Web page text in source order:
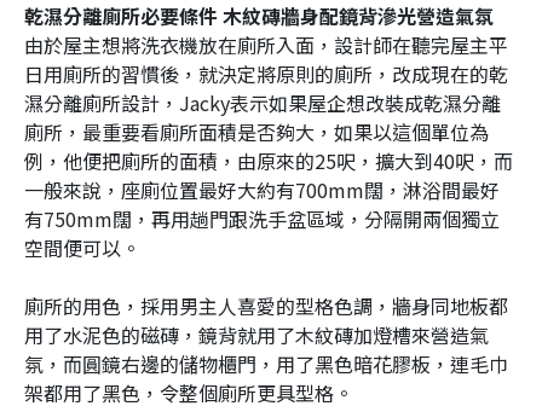
乾濕分離廁所必要條件 木紋磚牆身配鏡背滲光營造氣氛
由於屋主想將洗衣機放在廁所入面，設計師在聽完屋主平
日用廁所的習慣後，就決定將原則的廁所，改成現在的乾
濕分離廁所設計，Jacky表示如果屋企想改裝成乾濕分離
廁所，最重要看廁所面積是否夠大，如果以這個單位為
例，他便把廁所的面積，由原來的25呎，擴大到40呎，而
一般來說，座廁位置最好大約有700mm闊，淋浴間最好
有750mm闊，再用趟門跟洗手盆區域，分隔開兩個獨立
空間便可以。
廁所的用色，採用男主人喜愛的型格色調，牆身同地板都
用了水泥色的磁磚，鏡背就用了木紋磚加燈槽來營造氣
氛，而圓鏡右邊的儲物櫃門，用了黑色暗花膠板，連毛巾
架都用了黑色，令整個廁所更具型格。